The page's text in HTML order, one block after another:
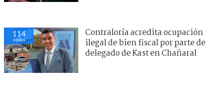
114
visitas
Contraloría acredita ocupación
ilegal de bien fiscal por parte de
delegado de Kast en Chañaral